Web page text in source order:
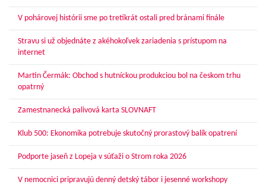
V pohárovej histórii sme po tretíkrát ostali pred bránami finále
Stravu si už objednáte z akéhokoľvek zariadenia s prístupom na
internet
Martin Čermák: Obchod s hutníckou produkciou bol na českom trhu
opatrný
Zamestnanecká palivová karta SLOVNAFT
Klub 500: Ekonomika potrebuje skutočný prorastový balík opatrení
Podporte jaseň z Lopeja v súťaži o Strom roka 2026
V nemocnici pripravujú denný detský tábor i jesenné workshopy